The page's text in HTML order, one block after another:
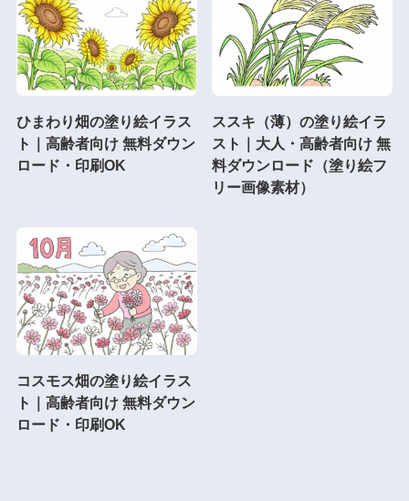
ひまわり畑の塗り絵イラス
ト｜高齢者向け 無料ダウン
ロード・印刷OK
ススキ（薄）の塗り絵イラ
スト｜大人・高齢者向け 無
料ダウンロード（塗り絵フ
リー画像素材）
コスモス畑の塗り絵イラス
ト｜高齢者向け 無料ダウン
ロード・印刷OK